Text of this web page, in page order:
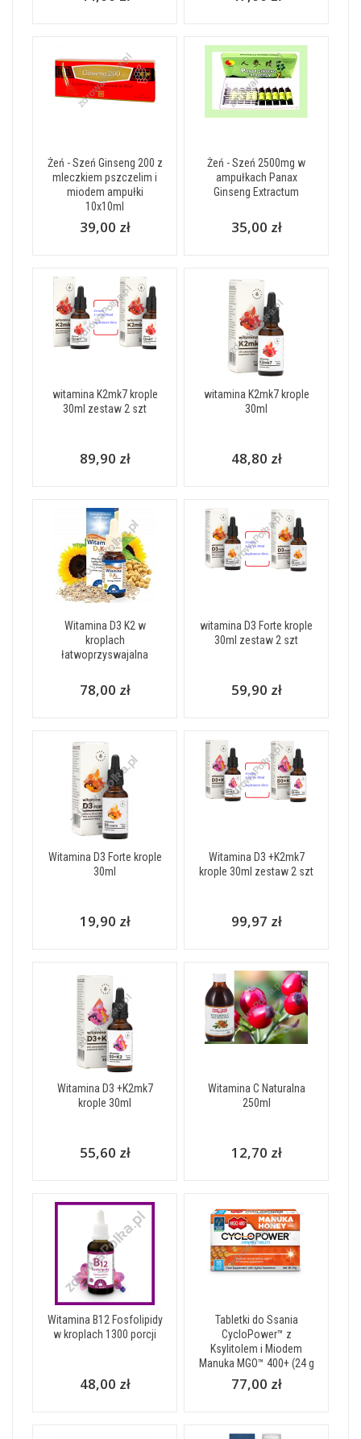
Żeń - Szeń Ginseng 200 z
mleczkiem pszczelim i
miodem ampułki
10x10ml
39,00 zł
Żeń - Szeń 2500mg w
ampułkach Panax
Ginseng Extractum
35,00 zł
witamina K2mk7 krople
30ml zestaw 2 szt
89,90 zł
witamina K2mk7 krople
30ml
48,80 zł
Witamina D3 K2 w
kroplach
łatwoprzyswajalna
78,00 zł
witamina D3 Forte krople
30ml zestaw 2 szt
59,90 zł
Witamina D3 Forte krople
30ml
19,90 zł
Witamina D3 +K2mk7
krople 30ml zestaw 2 szt
99,97 zł
Witamina D3 +K2mk7
krople 30ml
55,60 zł
Witamina C Naturalna
250ml
12,70 zł
Witamina B12 Fosfolipidy
w kroplach 1300 porcji
48,00 zł
Tabletki do Ssania
CycloPower™ z
Ksylitolem i Miodem
Manuka MGO™ 400+ (24 g
77,00 zł